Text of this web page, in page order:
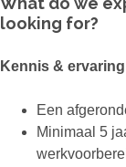
looking for?
Kennis & ervaring
Een
Minimaal 5